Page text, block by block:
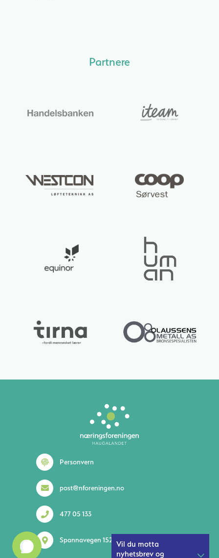
Vil du motta
nyhetsbrev og
Partnere
Personvern
post@nforeningen.no
477 05 133
Spannavegen 152 5535 Haugesund
1